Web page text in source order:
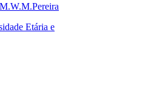
Etária e